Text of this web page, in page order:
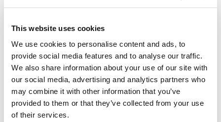
This website uses cookies
We use cookies to personalise content and ads, to
provide social media features and to analyse our traffic.
We also share information about your use of our site with
our social media, advertising and analytics partners who
may combine it with other information that you’ve
provided to them or that they’ve collected from your use
of their services.
Toggle features
Alle eigenschappen
Toggle techspec
Technische specificaties
Toggle guides and instructions
Instructies